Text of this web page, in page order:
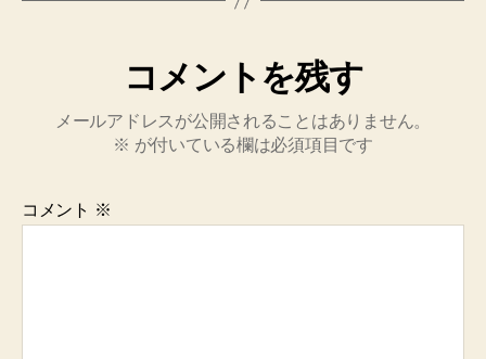
コメントを残す
メールアドレスが公開されることはありません。
※ が付いている欄は必須項目です
コメント ※